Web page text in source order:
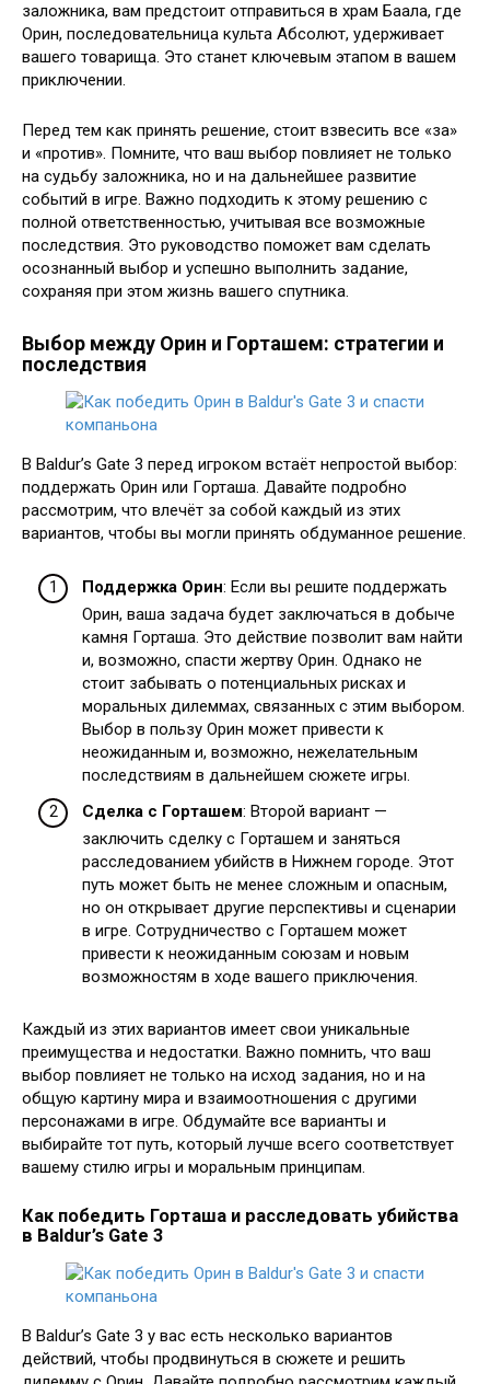
заложника, вам предстоит отправиться в храм Баала, где
Орин, последовательница культа Абсолют, удерживает
вашего товарища. Это станет ключевым этапом в вашем
приключении.
Перед тем как принять решение, стоит взвесить все «за»
и «против». Помните, что ваш выбор повлияет не только
на судьбу заложника, но и на дальнейшее развитие
событий в игре. Важно подходить к этому решению с
полной ответственностью, учитывая все возможные
последствия. Это руководство поможет вам сделать
осознанный выбор и успешно выполнить задание,
сохраняя при этом жизнь вашего спутника.
Выбор между Орин и Горташем: стратегии и
последствия
В Baldur’s Gate 3 перед игроком встаёт непростой выбор:
поддержать Орин или Горташа. Давайте подробно
рассмотрим, что влечёт за собой каждый из этих
вариантов, чтобы вы могли принять обдуманное решение.
Поддержка Орин: Если вы решите поддержать
Орин, ваша задача будет заключаться в добыче
камня Горташа. Это действие позволит вам найти
и, возможно, спасти жертву Орин. Однако не
стоит забывать о потенциальных рисках и
моральных дилеммах, связанных с этим выбором.
Выбор в пользу Орин может привести к
неожиданным и, возможно, нежелательным
последствиям в дальнейшем сюжете игры.
Сделка с Горташем: Второй вариант —
заключить сделку с Горташем и заняться
расследованием убийств в Нижнем городе. Этот
путь может быть не менее сложным и опасным,
но он открывает другие перспективы и сценарии
в игре. Сотрудничество с Горташем может
привести к неожиданным союзам и новым
возможностям в ходе вашего приключения.
Каждый из этих вариантов имеет свои уникальные
преимущества и недостатки. Важно помнить, что ваш
выбор повлияет не только на исход задания, но и на
общую картину мира и взаимоотношения с другими
персонажами в игре. Обдумайте все варианты и
выбирайте тот путь, который лучше всего соответствует
вашему стилю игры и моральным принципам.
Как победить Горташа и расследовать убийства
в Baldur’s Gate 3
В Baldur’s Gate 3 у вас есть несколько вариантов
действий, чтобы продвинуться в сюжете и решить